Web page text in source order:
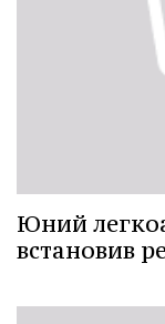
Юний
встановив